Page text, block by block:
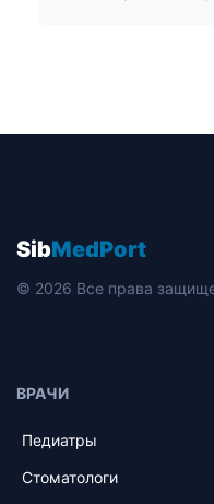
SibMedPort
© 2026 Все права
ВРАЧИ
Педиатры
Стоматологи